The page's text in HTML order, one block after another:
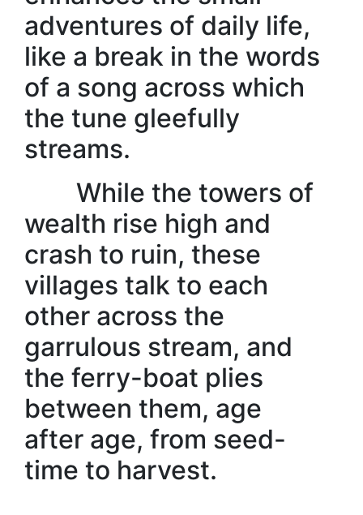
adventures of daily life,
like a break in the words
of a song across which
the tune gleefully
streams.
While the towers of
wealth rise high and
crash to ruin, these
villages talk to each
other across the
garrulous stream, and
the ferry-boat plies
between them, age
after age, from seed-
time to harvest.